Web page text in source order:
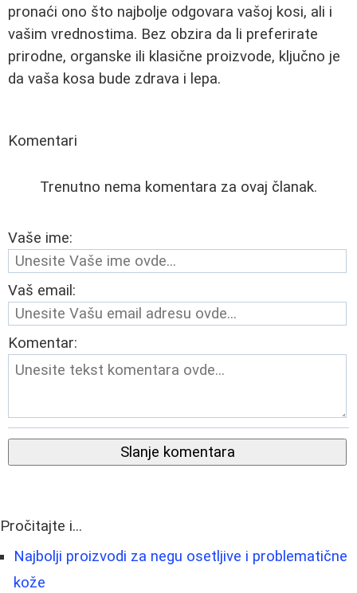
pronaći ono što najbolje odgovara vašoj kosi, ali i
vašim vrednostima. Bez obzira da li preferirate
prirodne, organske ili klasične proizvode, ključno je
da vaša kosa bude zdrava i lepa.
Komentari
Trenutno nema komentara za ovaj članak.
Vaše ime:
Vaš email:
Komentar:
Slanje komentara
Pročitajte i...
Najbolji proizvodi za negu osetljive i problematične
kože